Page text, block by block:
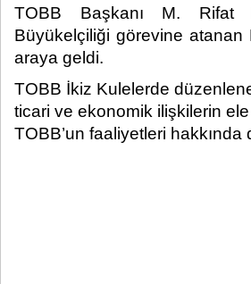
TOBB Başkanı M. Rifat
Büyükelçiliği görevine atanan
araya geldi. ​
TOBB İkiz Kulelerde
ticari ve ekonomik ilişkilerin
TOBB’un faaliyetleri hakkında